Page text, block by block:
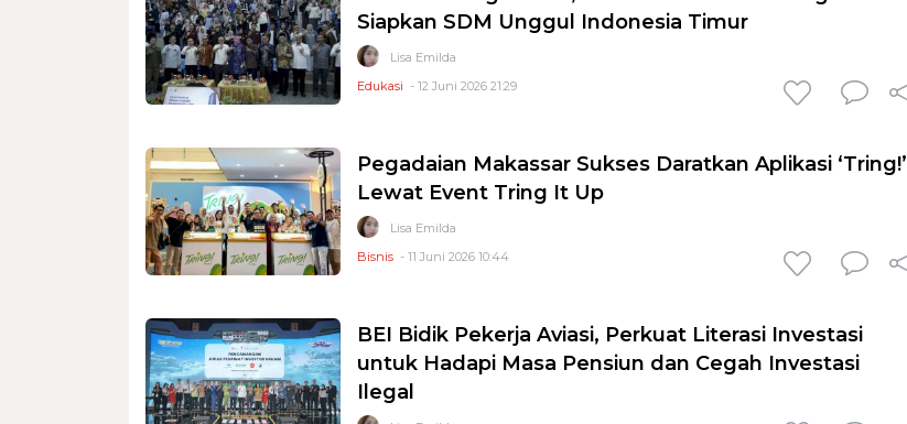
Siapkan SDM Unggul Indonesia Timur
Lisa Emilda
Edukasi - 12 Juni 2026 21:29
Pegadaian Makassar Sukses Daratkan Aplikasi ‘Tring!’
Lewat Event Tring It Up
Lisa Emilda
Bisnis - 11 Juni 2026 10:44
BEI Bidik Pekerja Aviasi, Perkuat Literasi Investasi
untuk Hadapi Masa Pensiun dan Cegah Investasi
Ilegal